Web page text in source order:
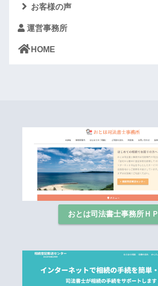
お客様の声
運営事務所
HOME
おとは司法書士事務所ＨＰ